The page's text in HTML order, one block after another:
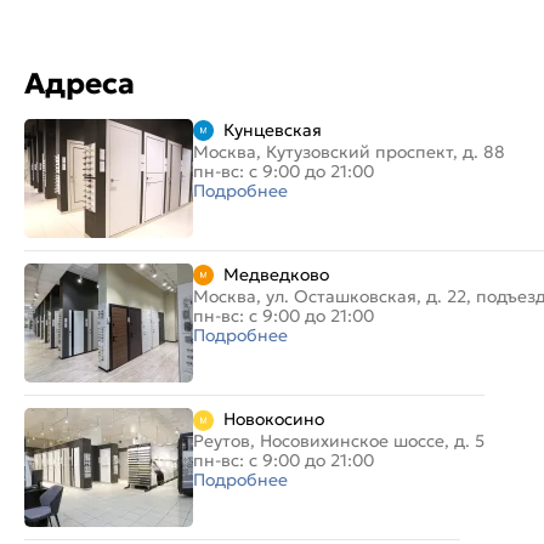
Адреса
Кунцевская
Москва, Кутузовский проспект, д. 88
пн-вс: с 9:00 до 21:00
Подробнее
Медведково
Москва, ул. Осташковская, д. 22,
пн-вс: с 9:00 до 21:00
Подробнее
Новокосино
Реутов, Носовихинское шоссе, д. 5
пн-вс: с 9:00 до 21:00
Подробнее